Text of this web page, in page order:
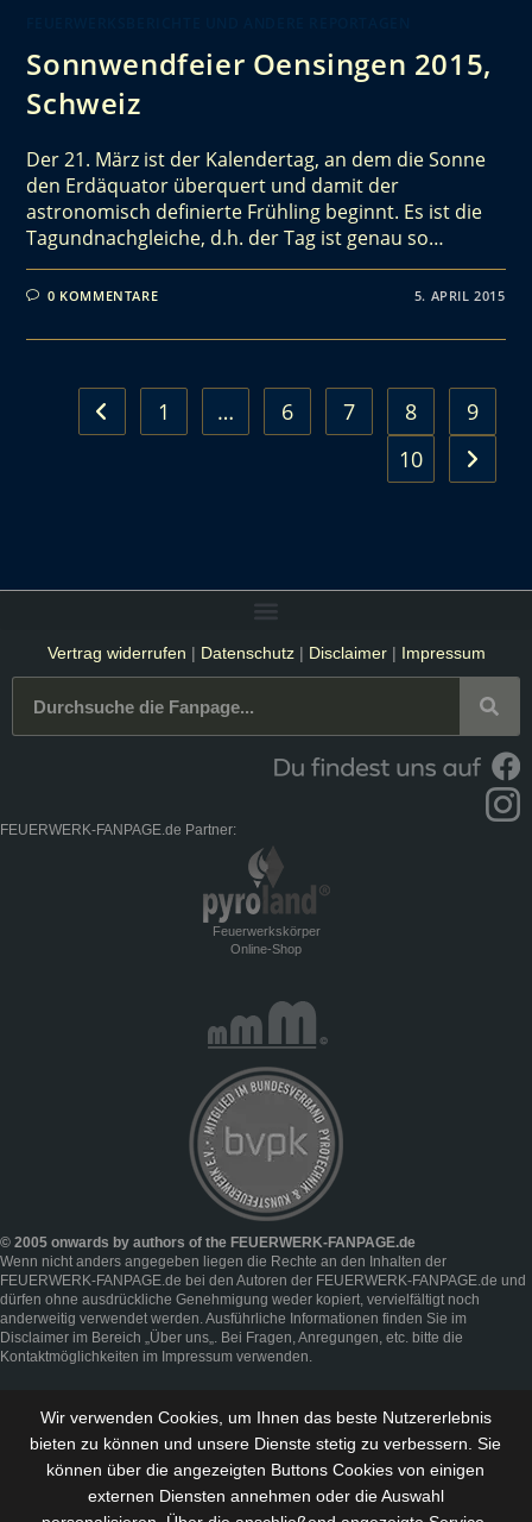
Sonnwendfeier Oensingen 2015,
Schweiz
Der 21. März ist der Kalendertag, an dem die Sonne
den Erdäquator überquert und damit der
astronomisch definierte Frühling beginnt. Es ist die
Tagundnachgleiche, d.h. der Tag ist genau so…
0 KOMMENTARE 5. APRIL 2015
1 … 6 7 8
9
10
Vertrag widerrufen | Datenschutz| Disclaimer| Impressum
FEUERWERK-FANPAGE.de Partner:
Feuerwerkskörper
Online-Shop
© 2005 onwards by authors of the FEUERWERK-FANPAGE.de
Wenn nicht anders angegeben liegen die Rechte an den Inhalten der
FEUERWERK-FANPAGE.de bei den Autoren der FEUERWERK-FANPAGE.de und
dürfen ohne ausdrückliche Genehmigung weder kopiert, vervielfältigt noch
anderweitig verwendet werden. Ausführliche Informationen finden Sie im
Disclaimer im Bereich „Über uns„. Bei Fragen, Anregungen, etc. bitte die
Kontaktmöglichkeiten im Impressum verwenden.
Wir verwenden Cookies, um Ihnen das beste Nutzererlebnis
bieten zu können und unsere Dienste stetig zu verbessern . Sie
können über die angezeigten Buttons Cookies von einigen
externen Diensten annehmen oder die Auswahl